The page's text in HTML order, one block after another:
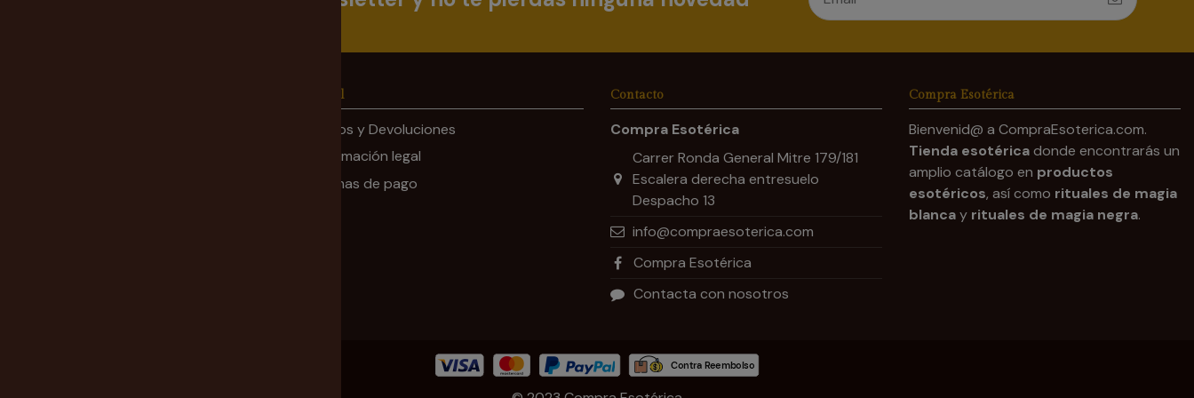
Legal
Envíos y Devoluciones
Información legal
Formas de pago
Contacto
Compra Esotérica
Carrer Ronda General Mitre 179/181
Escalera derecha entresuelo
Despacho 13
info@compraesoterica.com
Compra Esotérica
Contacta con nosotros
Compra Esotérica
Bienvenid@ a CompraEsoterica.com.
Tienda esotéricadonde encontrarás un
amplio catálogo en productos
esotéricos, así como rituales de magia
blancay rituales de magia negra.